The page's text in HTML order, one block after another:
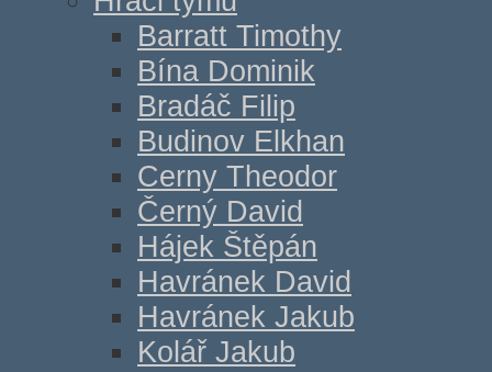
Barratt Timothy
Bína Dominik
Bradáč Filip
Budinov Elkhan
Cerny Theodor
Černý David
Hájek Štěpán
Havránek David
Havránek Jakub
Kolář Jakub